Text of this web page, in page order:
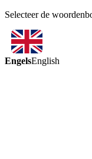
Selecteer de
EngelsEnglish